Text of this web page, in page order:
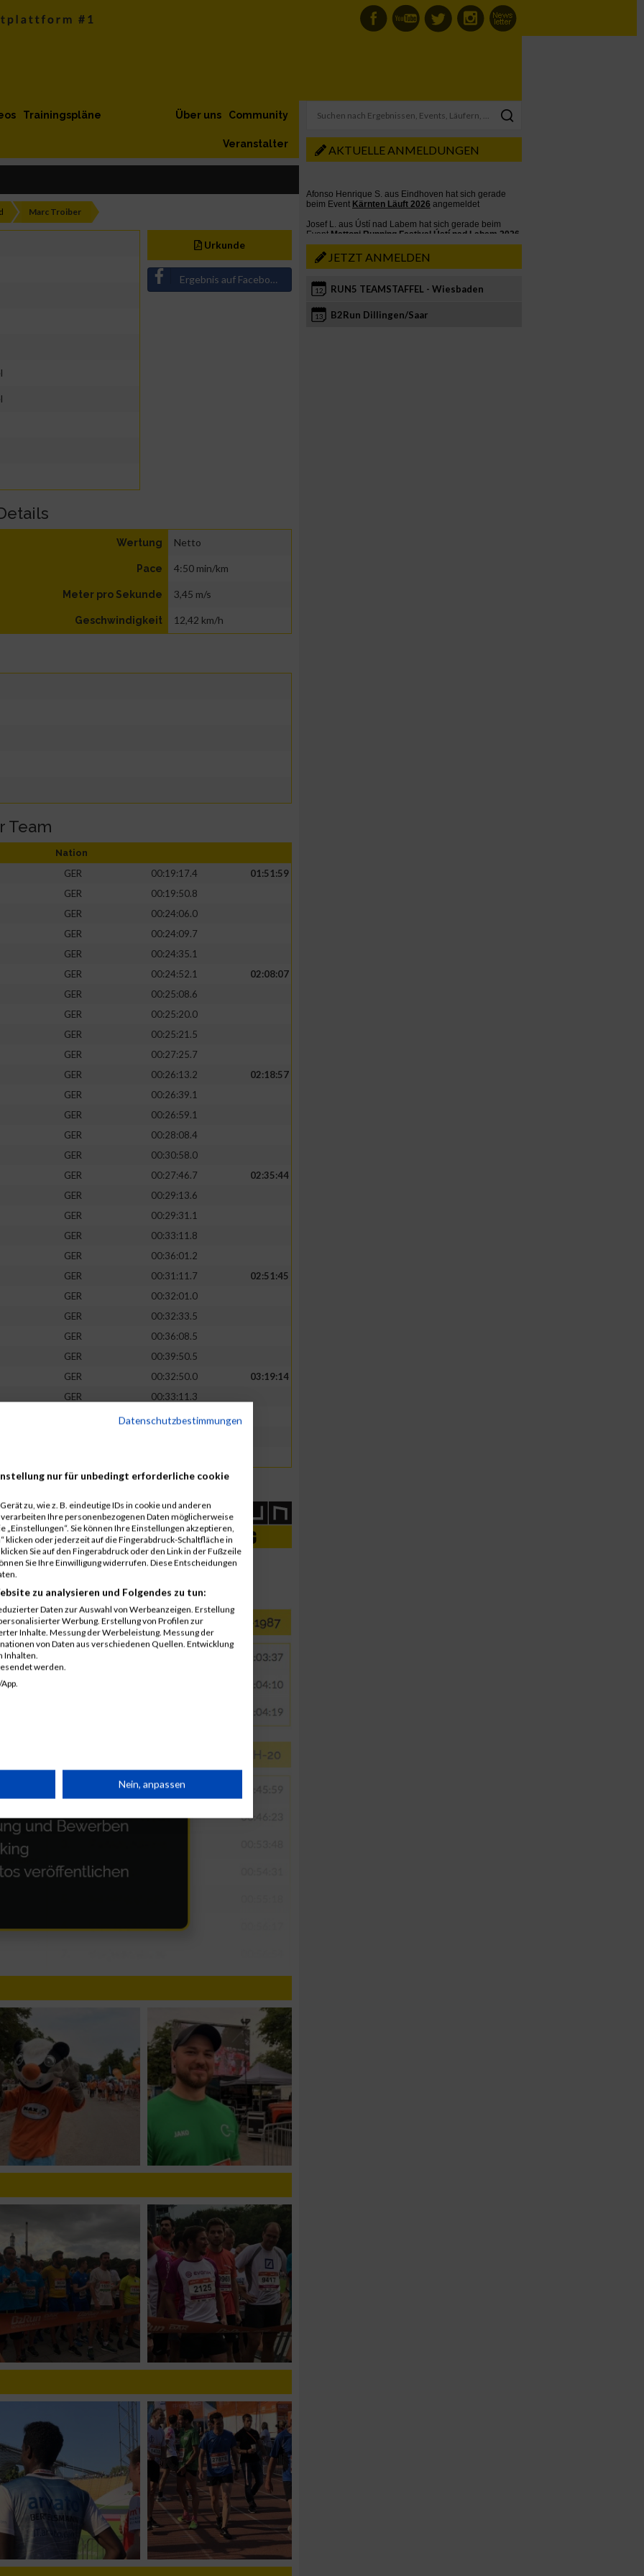
Trainingspläne Community
Über uns
Veranstalter
Marc Troiber
Urkunde
Ergebnis auf Facebook teilen
Wertung Netto
Pace 4:50 min/km
Meter pro Sekunde 3,45 m/s
Geschwindigkeit 12,42 km/h
Team
Nation
GER 00:19:17.4
01:51:59
GER
00:19:50.8
GER
00:24:06.0
GER
00:24:09.7
GER
00:24:35.1
GER 00:24:52.1
02:08:07
GER
00:25:08.6
GER
00:25:20.0
GER
00:25:21.5
GER
00:27:25.7
GER 00:26:13.2
02:18:57
GER
00:26:39.1
GER
00:26:59.1
GER
00:28:08.4
GER
00:30:58.0
GER 00:27:46.7
02:35:44
GER
00:29:13.6
GER
00:29:31.1
GER
00:33:11.8
GER
00:36:01.2
GER 00:31:11.7
02:51:45
GER
00:32:01.0
GER
00:32:33.5
GER
00:36:08.5
GER
00:39:50.5
GER 00:32:50.0
03:19:14
GER
00:33:11.3
00:35:58.0
AKTUELLE ANMELDUNGEN
JETZT ANMELDEN
12 RUN5 TEAMSTAFFEL - Wiesbaden
13 B2Run Dillingen/Saar
Datenschutzbestimmungen
nur für unbedingt erforderliche cookie
zu, wie z. B. eindeutige IDs in cookie und anderen
Ihre personenbezogenen Daten möglicherweise
Sie können Ihre Einstellungen akzeptieren,
klicken oder jederzeit auf die Fingerabdruck-Schaltfläche in
Sie auf den Fingerabdruck oder den Link in der Fußzeile
Sie Ihre Einwilligung widerrufen. Diese Entscheidungen
zu analysieren und Folgendes zu tun:
Daten zur Auswahl von Werbeanzeigen. Erstellung
Werbung. Erstellung von Profilen zur
Inhalte. Messung der Werbeleistung. Messung der
von Daten aus verschiedenen Quellen. Entwicklung
Inhalten.
werden.
Daten aus
Nein, anpassen